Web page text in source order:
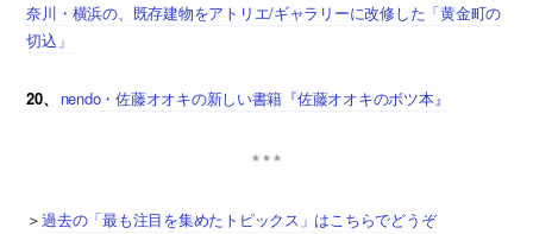
奈川・横浜の、既存建物をアトリエ/ギャラリーに改修した「黄金町の
切込」
20、 nendo・佐藤オオキの新しい書籍『佐藤オオキのボツ本』
＞過去の「最も注目を集めたトピックス」はこちらでどうぞ